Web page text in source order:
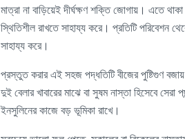
মাত্রা না বাড়িয়েই দীর্ঘক্ষণ শক্তি জোগায়। এতে
স্থিতিশীল রাখতে সাহায্য করে। প্রতিটি পরিবেশন
সাহায্য করে।
প্রস্তুত করার এই সহজ পদ্ধতিটি বীজের পুষ্টিগুণ বজায়
দুই বেলার খাবারের মাঝে বা সুষম নাস্তা হিসেবে
ইনসুলিনের কাজে বড় ভূমিকা রাখে।